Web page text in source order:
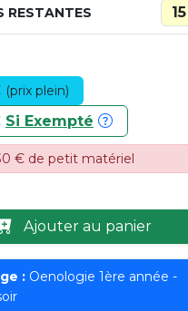
RESTANTES 15
(prix plein)
Si Exempté
€ de petit matériel
Ajouter au panier
: Oenologie 1ère année -